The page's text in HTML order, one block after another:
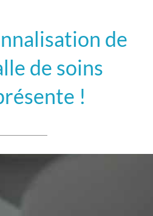
de
de soins
!